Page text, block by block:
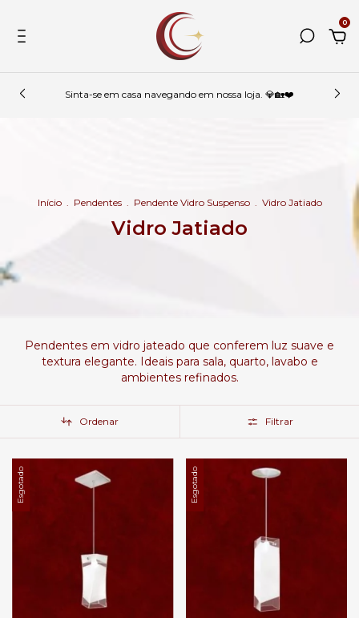
0
Sinta-se em casa navegando em nossa loja. 💎🏡❤️
Início . Pendentes . Pendente Vidro Suspenso . Vidro Jatiado
Vidro Jatiado
Pendentes em vidro jateado que conferem luz suave e
textura elegante. Ideais para sala, quarto, lavabo e
ambientes refinados.
Ordenar Filtrar
Esgotado Esgotado